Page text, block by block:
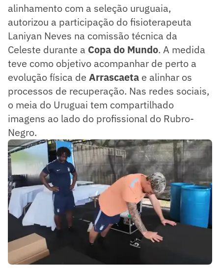
alinhamento com a seleção uruguaia,
autorizou a participação do fisioterapeuta
Laniyan Neves na comissão técnica da
Celeste durante a Copa do Mundo. A medida
teve como objetivo acompanhar de perto a
evolução física de Arrascaeta e alinhar os
processos de recuperação. Nas redes sociais,
o meia do Uruguai tem compartilhado
imagens ao lado do profissional do Rubro-
Negro.